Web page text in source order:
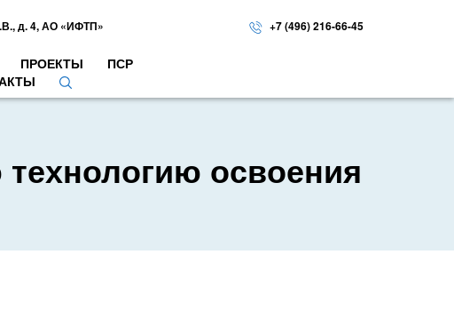
д. 4,АО «ИФТП» +7 (496) 216-66-45
ПРОЕКТЫ
ПСР
освоения